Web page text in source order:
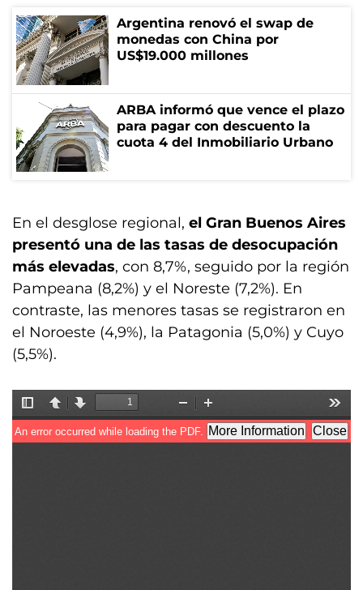
Argentina renovó el swap de
monedas con China por
US$19.000 millones
ARBA informó que vence el plazo
para pagar con descuento la
cuota 4 del Inmobiliario Urbano
En el desglose regional, el Gran Buenos Aires
presentó una de las tasas de desocupación
más elevadas, con 8,7%, seguido por la región
Pampeana (8,2%) y el Noreste (7,2%). En
contraste, las menores tasas se registraron en
el Noroeste (4,9%), la Patagonia (5,0%) y Cuyo
(5,5%).